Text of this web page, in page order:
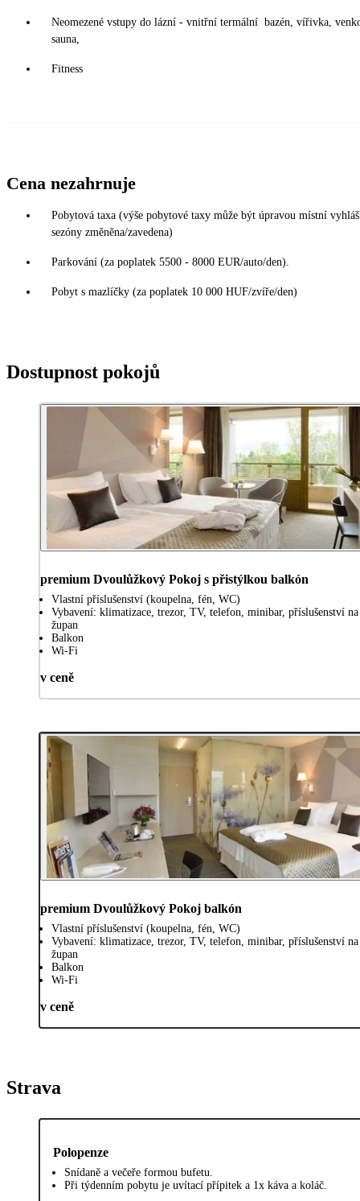
Neomezené vstupy do lázní - vnitřní termální bazén, vířivka,
sauna,
Fitness
Cena nezahrnuje
Pobytová taxa (výše pobytové taxy může být úpravou místní
sezóny změněna/zavedena)
Parkování (za poplatek 5500 - 8000 EUR/auto/den).
Pobyt s mazlíčky (za poplatek 10 000 HUF/zvíře/den)
Dostupnost pokojů
premium Dvoulůžkový Pokoj s přistýlkou balkón
Vlastní příslušenství (koupelna, fén, WC)
Vybavení: klimatizace, trezor, TV, telefon, minibar, příslušenství
župan
Balkon
Wi-Fi
v ceně
premium Dvoulůžkový Pokoj balkón
Vlastní příslušenství (koupelna, fén, WC)
Vybavení: klimatizace, trezor, TV, telefon, minibar, příslušenství
župan
Balkon
Wi-Fi
v ceně
Strava
Polopenze
Snídaně a večeře formou bufetu.
Při týdenním pobytu je uvítací přípitek a 1x káva a koláč.